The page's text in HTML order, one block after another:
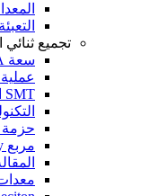
تجميع ثنائي
سعة PCBA
عملية
SMT التكنولوجيا
حزمة
مربع Bulid & Mechanics Assembly